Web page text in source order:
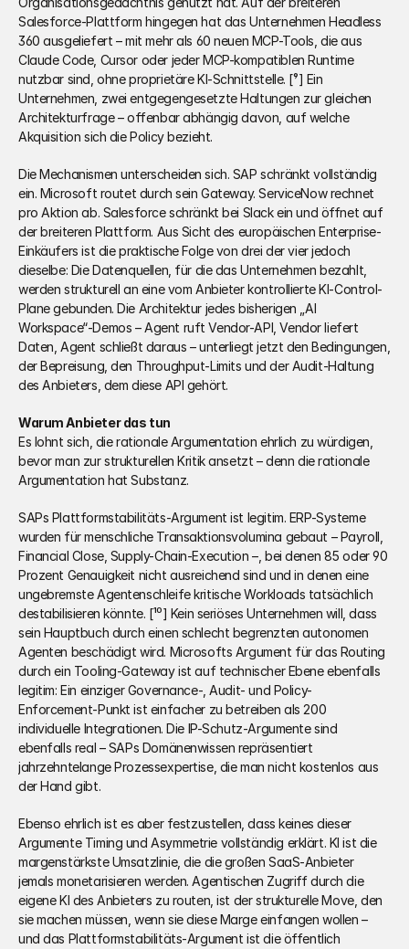
Salesforce-Plattform hingegen hat das Unternehmen Headless
360 ausgeliefert – mit mehr als 60 neuen MCP-Tools, die aus
Claude Code, Cursor oder jeder MCP-kompatiblen Runtime
nutzbar sind, ohne proprietäre KI-Schnittstelle. [⁹] Ein
Unternehmen, zwei entgegengesetzte Haltungen zur gleichen
Architekturfrage – offenbar abhängig davon, auf welche
Akquisition sich die Policy bezieht.
Die Mechanismen unterscheiden sich. SAP schränkt vollständig
ein. Microsoft routet durch sein Gateway. ServiceNow rechnet
pro Aktion ab. Salesforce schränkt bei Slack ein und öffnet auf
der breiteren Plattform. Aus Sicht des europäischen Enterprise-
Einkäufers ist die praktische Folge von drei der vier jedoch
dieselbe: Die Datenquellen, für die das Unternehmen bezahlt,
werden strukturell an eine vom Anbieter kontrollierte KI-Control-
Plane gebunden. Die Architektur jedes bisherigen „AI
Workspace“-Demos – Agent ruft Vendor-API, Vendor liefert
Daten, Agent schließt daraus – unterliegt jetzt den Bedingungen,
der Bepreisung, den Throughput-Limits und der Audit-Haltung
des Anbieters, dem diese API gehört.
Warum Anbieter das tun
Es lohnt sich, die rationale Argumentation ehrlich zu würdigen,
bevor man zur strukturellen Kritik ansetzt – denn die rationale
Argumentation hat Substanz.
SAPs Plattformstabilitäts-Argument ist legitim. ERP-Systeme
wurden für menschliche Transaktionsvolumina gebaut – Payroll,
Financial Close, Supply-Chain-Execution –, bei denen 85 oder 90
Prozent Genauigkeit nicht ausreichend sind und in denen eine
ungebremste Agentenschleife kritische Workloads tatsächlich
destabilisieren könnte. [¹⁰] Kein seriöses Unternehmen will, dass
sein Hauptbuch durch einen schlecht begrenzten autonomen
Agenten beschädigt wird. Microsofts Argument für das Routing
durch ein Tooling-Gateway ist auf technischer Ebene ebenfalls
legitim: Ein einziger Governance-, Audit- und Policy-
Enforcement-Punkt ist einfacher zu betreiben als 200
individuelle Integrationen. Die IP-Schutz-Argumente sind
ebenfalls real – SAPs Domänenwissen repräsentiert
jahrzehntelange Prozessexpertise, die man nicht kostenlos aus
der Hand gibt.
Ebenso ehrlich ist es aber festzustellen, dass keines dieser
Argumente Timing und Asymmetrie vollständig erklärt. KI ist die
margenstärkste Umsatzlinie, die die großen SaaS-Anbieter
jemals monetarisieren werden. Agentischen Zugriff durch die
eigene KI des Anbieters zu routen, ist der strukturelle Move, den
sie machen müssen, wenn sie diese Marge einfangen wollen –
und das Plattformstabilitäts-Argument ist die öffentlich